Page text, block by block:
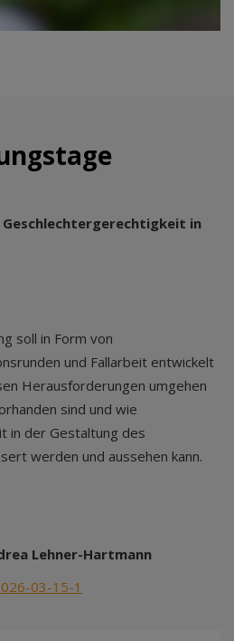
in
soll in Form von
und Fallarbeit entwickelt
Herausforderungen umgehen
sind und wie
in der Gestaltung des
werden und aussehen kann.
Lehner-Hartmann
03-15-1